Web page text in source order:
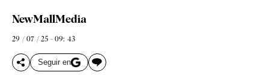
NewMallMedia
29 / 07 / 25 - 09: 43
Seguir en